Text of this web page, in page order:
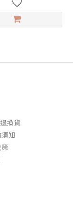
換貨
知